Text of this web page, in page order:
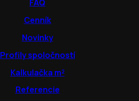
FAQ
Cenník
Novinky
Profily spoločností
Kalkulačka m²
Referencie